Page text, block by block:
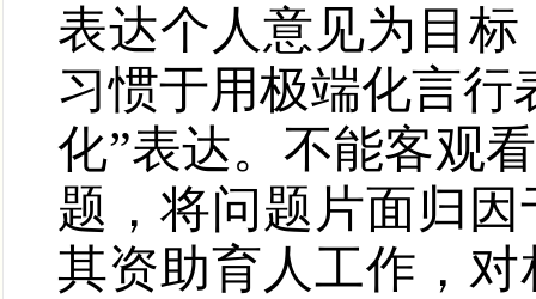
表达个人意见为目
习惯于用极端化言行
化”表达。不能客观
题，将问题片面归
其资助育人工作，